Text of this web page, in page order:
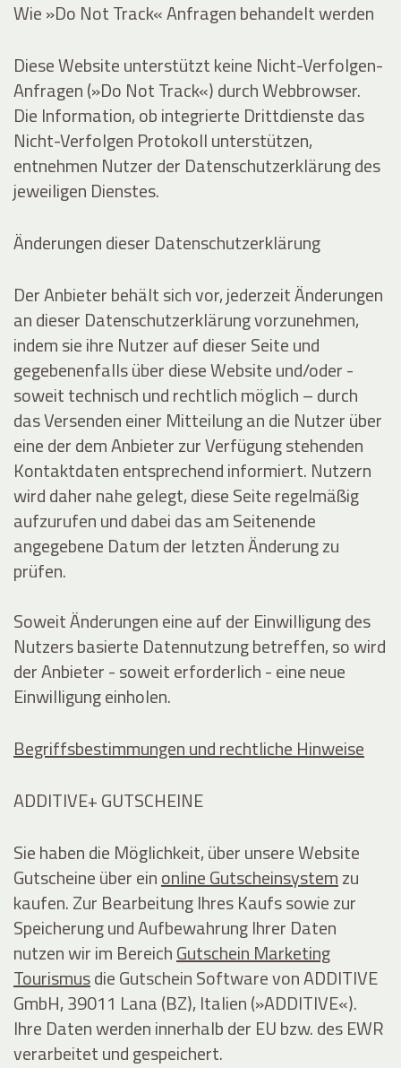
Wie »Do Not Track« Anfragen behandelt werden
Diese Website unterstützt keine Nicht-Verfolgen-
Anfragen (»Do Not Track«) durch Webbrowser.
Die Information, ob integrierte Drittdienste das
Nicht-Verfolgen Protokoll unterstützen,
entnehmen Nutzer der Datenschutzerklärung des
jeweiligen Dienstes.
Änderungen dieser Datenschutzerklärung
Der Anbieter behält sich vor, jederzeit Änderungen
an dieser Datenschutzerklärung vorzunehmen,
indem sie ihre Nutzer auf dieser Seite und
gegebenenfalls über diese Website und/oder -
soweit technisch und rechtlich möglich – durch
das Versenden einer Mitteilung an die Nutzer über
eine der dem Anbieter zur Verfügung stehenden
Kontaktdaten entsprechend informiert. Nutzern
wird daher nahe gelegt, diese Seite regelmäßig
aufzurufen und dabei das am Seitenende
angegebene Datum der letzten Änderung zu
prüfen.
Soweit Änderungen eine auf der Einwilligung des
Nutzers basierte Datennutzung betreffen, so wird
der Anbieter - soweit erforderlich - eine neue
Einwilligung einholen.
Begriffsbestimmungen und rechtliche Hinweise
ADDITIVE+ GUTSCHEINE
Sie haben die Möglichkeit, über unsere Website
Gutscheine über einonline Gutscheinsystemzu
kaufen. Zur Bearbeitung Ihres Kaufs sowie zur
Speicherung und Aufbewahrung Ihrer Daten
nutzen wir im BereichGutschein Marketing
Tourismusdie Gutschein Software von ADDITIVE
GmbH, 39011 Lana (BZ), Italien (»ADDITIVE«).
Ihre Daten werden innerhalb der EU bzw. des EWR
verarbeitet und gespeichert.